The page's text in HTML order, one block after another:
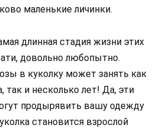
маленькие личинки.
длинная стадия жизни этих
довольно любопытно.
в куколку может занять как
так и несколько лет! Да, эти
продырявить вашу одежду
становится взрослой